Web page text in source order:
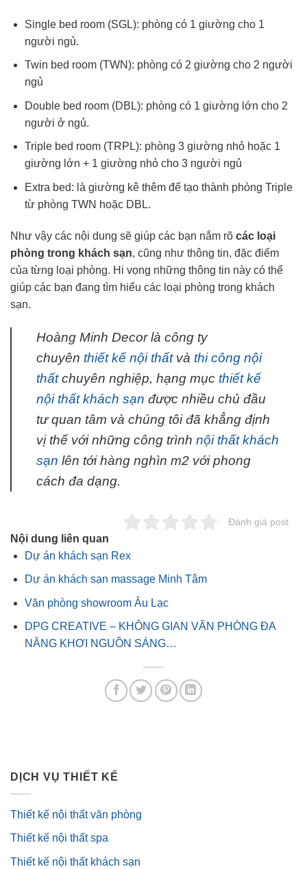
Single bed room (SGL): phòng có 1 giường cho 1
người ngủ.
Twin bed room (TWN): phòng có 2 giường cho 2 người
ngủ
Double bed room (DBL): phòng có 1 giường lớn cho 2
người ở ngủ.
Triple bed room (TRPL): phòng 3 giường nhỏ hoặc 1
giường lớn + 1 giường nhỏ cho 3 người ngủ
Extra bed: là giường kê thêm để tạo thành phòng Triple
từ phòng TWN hoặc DBL.
Như vậy các nội dung sẽ giúp các bạn nắm rõ các loại
phòng trong khách sạn, cũng như thông tin, đặc điểm
của từng loại phòng. Hi vọng những thông tin này có thể
giúp các bạn đang tìm hiểu các loại phòng trong khách
sạn.
Hoàng Minh Decor là công ty
chuyên thiết kế nội thấtvà thi công nội
thấtchuyên nghiệp, hạng mục thiết kế
nội thất khách sạn được nhiều chủ đầu
tư quan tâm và chúng tôi đã khẳng định
vị thế với những công trình nội thất khách
sạn lên tới hàng nghìn m2 với phong
cách đa dạng.
Đánh giá post
Nội dung liên quan
Dự án khách sạn Rex
Dự án khách sạn massage Minh Tâm
Văn phòng showroom Âu Lạc
DPG CREATIVE – KHÔNG GIAN VĂN PHÒNG ĐA
NĂNG KHƠI NGUỒN SÁNG…
DỊCH VỤ THIẾT KẾ
Thiết kế nội thất văn phòng
Thiết kế nội thất spa
Thiết kế nội thất khách sạn